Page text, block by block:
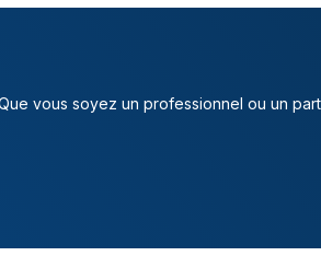
vous soyez un professionnel ou un